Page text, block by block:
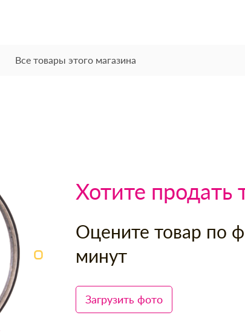
Все товары этого магазина
Хотите продать
Оцените товар по
минут
Загрузить фото